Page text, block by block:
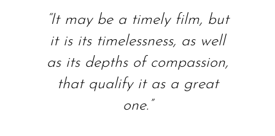
“It may be a timely film, but
it is its timelessness, as well
as its depths of compassion,
that qualify it as a great
one.”